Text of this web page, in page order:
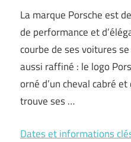
La marque Porsche est
de performance et
courbe de ses voitures
aussi raffiné : le logo
orné d’un cheval cabré
trouve ses …
Dates et informations